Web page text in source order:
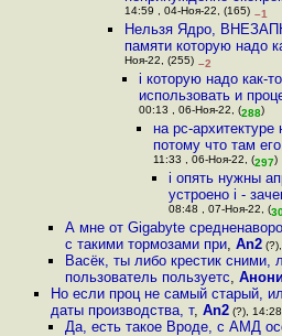
14:59 , 04-Ноя-22, (165) –1
Нельзя Ядро,
памяти которую надо
Ноя-22, (255) –2
i которую надо как-
использовать и
00:13 , 06-Ноя-22, (288)
на pc-
потому что там
11:33 , 06-Ноя-22, (297)
i опять нужны
устроено i -
08:48 , 07-Ноя-22, (
А мне от Gigabyte
с такими тормозами при,An2
Васёк, ты либо крестик сними,
пользователь пользуетс,
Но если проц не самый старый,
даты производства, т, An2(?),
Да, есть такое Вроде, с АМД